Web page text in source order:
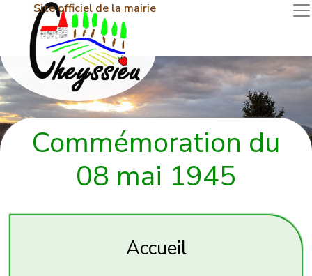
Site officiel de la mairie
Commémoration du
08 mai 1945
Accueil